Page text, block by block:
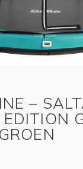
–
EDITION